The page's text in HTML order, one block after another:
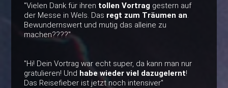
"Vielen Dank für ihren tollen Vortrag gestern auf
der Messe in Wels. Das regt zum Träumen an.
Bewundernswert und mutig das alleine zu
machen????"
"Hi! Dein Vortrag war echt super, da kann man nur
gratulieren! Und habe wieder viel dazugelernt!
Das Reisefieber ist jetzt noch intensiver"